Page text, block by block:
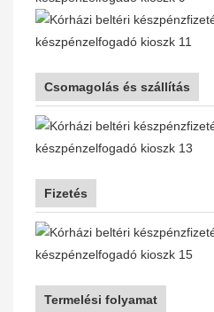
Csomagolás és szállítás
Fizetés
Termelési folyamat